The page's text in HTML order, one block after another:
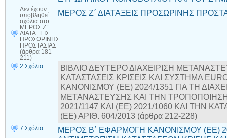
Δεν έχουν
υποβληθεί
σχόλια στο
ΜΕΡΟΣ Ζ΄
ΔΙΑΤΑΞΕΙΣ
ΠΡΟΣΩΡΙΝΗΣ
ΠΡΟΣΤΑΣΙΑΣ
(άρθρα 181-
211)
ΜΕΡΟΣ Ζ΄ ΔΙΑΤΑΞΕΙΣ ΠΡΟΣΩΡΙΝΗΣ
2 Σχόλια
ΒΙΒΛΙΟ ΔΕΥΤΕΡΟ ΔΙΑΧΕΙΡΙΣΗ
ΚΑΤΑΣΤΑΣΕΙΣ ΚΡΙΣΕΙΣ ΚΑΙ ΣΥΣΤΗΜΑ
ΚΑΝΟΝΙΣΜΟΥ (ΕΕ) 2024/1351 ΓΙΑ ΤΗ
ΜΕΤΑΝΑΣΤΕΥΣΗΣ ΚΑΙ ΤΗΝ
2021/1147 ΚΑΙ (ΕΕ) 2021/1060 ΚΑΙ ΤΗΝ
(ΕΕ) ΑΡΙΘ. 604/2013 (άρθρα 212-228)
7 Σχόλια
ΜΕΡΟΣ Β΄ ΕΦΑΡΜΟΓΗ ΚΑΝΟΝΙΣΜΟΥ (ΕΕ)